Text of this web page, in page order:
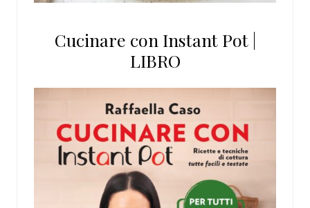
Cucinare con Instant Pot |
LIBRO